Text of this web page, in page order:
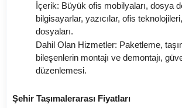
İçerik: Büyük ofis mobilyaları, dosya
bilgisayarlar, yazıcılar, ofis
dosyaları.
Dahil Olan Hizmetler: Paketleme,
bileşenlerin montajı ve demontajı,
düzenlemesi.
Şehir Taşımalerarası Fiyatları